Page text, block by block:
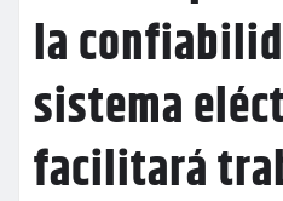
la
sistema
facilitará